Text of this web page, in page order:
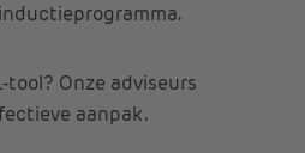
Onze adviseurs
aanpak.